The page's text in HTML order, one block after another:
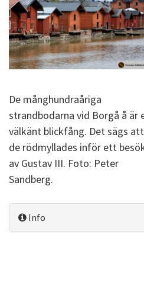
De månghundraåriga
strandbodarna vid Borgå å är
välkänt blickfång. Det sägs att
de rödmyllades inför ett
av Gustav III. Foto: Peter
Sandberg.
Info